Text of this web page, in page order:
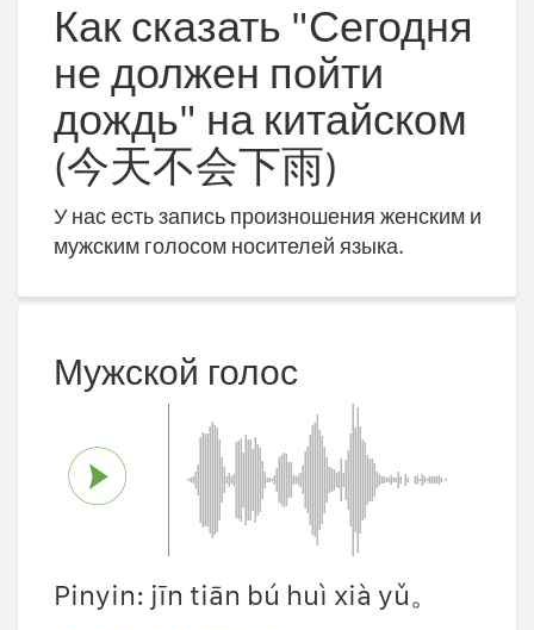
Как сказать "Сегодня
не должен пойти
дождь" на китайском
(今天不会下雨)
У нас есть запись произношения женским и
мужским голосом носителей языка.
Мужской голос
Pinyin: jīn tiān bú huì xià yǔ。